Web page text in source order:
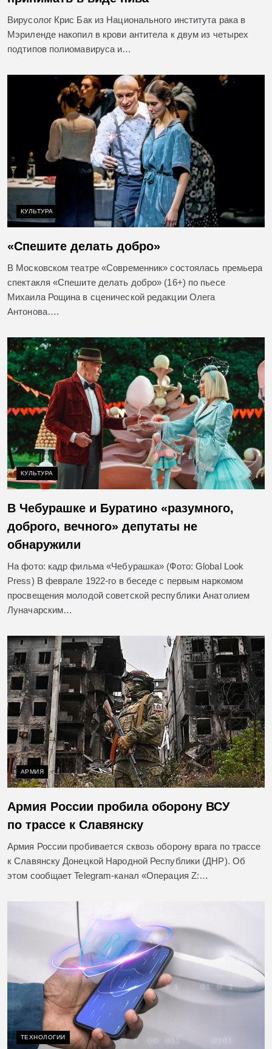
Вирусолог Крис Бак из Национального института рака в
Мэриленде накопил в крови антитела к двум из четырех
подтипов полиомавируса и…
КУЛЬТУРА
«Спешите делать добро»
В Московском театре «Современник» состоялась премьера
спектакля «Спешите делать добро» (16+) по пьесе
Михаила Рощина в сценической редакции Олега
Антонова….
КУЛЬТУРА
В Чебурашке и Буратино «разумного,
доброго, вечного» депутаты не
обнаружили
На фото: кадр фильма «Чебурашка» (Фото: Global Look
Press) В феврале 1922-го в беседе с первым наркомом
просвещения молодой советской республики Анатолием
Луначарским…
АРМИЯ
Армия России пробила оборону ВСУ
по трассе к Славянску
Армия России пробивается сквозь оборону врага по трассе
к Славянску Донецкой Народной Республики (ДНР). Об
этом сообщает Telegram-канал «Операция Z:…
ТЕХНОЛОГИИ